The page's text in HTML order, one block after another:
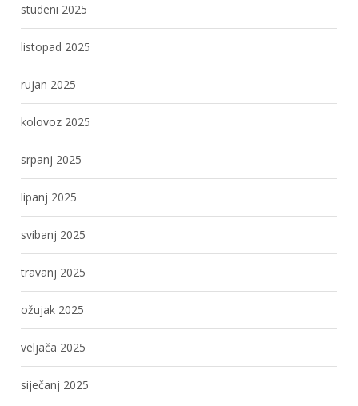
studeni 2025
listopad 2025
rujan 2025
kolovoz 2025
srpanj 2025
lipanj 2025
svibanj 2025
travanj 2025
ožujak 2025
veljača 2025
siječanj 2025